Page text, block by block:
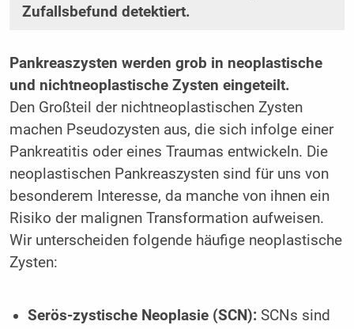
Zufallsbefund detektiert.
Pankreaszysten werden grob in neoplastische
und nichtneoplastische Zysten eingeteilt.
Den Großteil der nichtneoplastischen Zysten
machen Pseudozysten aus, die sich infolge einer
Pankreatitis oder eines Traumas entwickeln. Die
neoplastischen Pankreaszysten sind für uns von
besonderem Interesse, da manche von ihnen ein
Risiko der malignen Transformation aufweisen.
Wir unterscheiden folgende häufige neoplastische
Zysten:
Serös-zystische Neoplasie (SCN):SCNs sind